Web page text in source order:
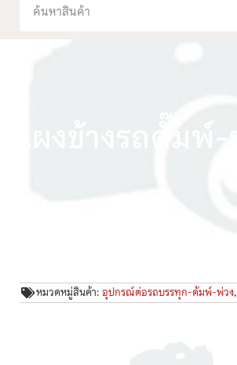
หมวดหมู่สินค้า:อุปกรณ์ต่อรถบรรทุก-ดัมพ์-พ่วง,